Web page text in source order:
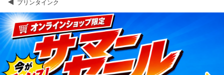
プリンタインク